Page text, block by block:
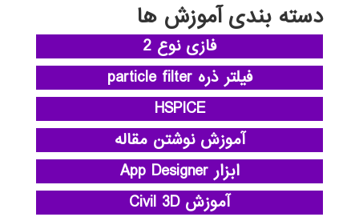
دسته بندی آموزش ها
فازی نوع 2
فیلتر ذره particle filter
HSPICE
آموزش نوشتن مقاله
ابزار App Designer
آموزش Civil 3D